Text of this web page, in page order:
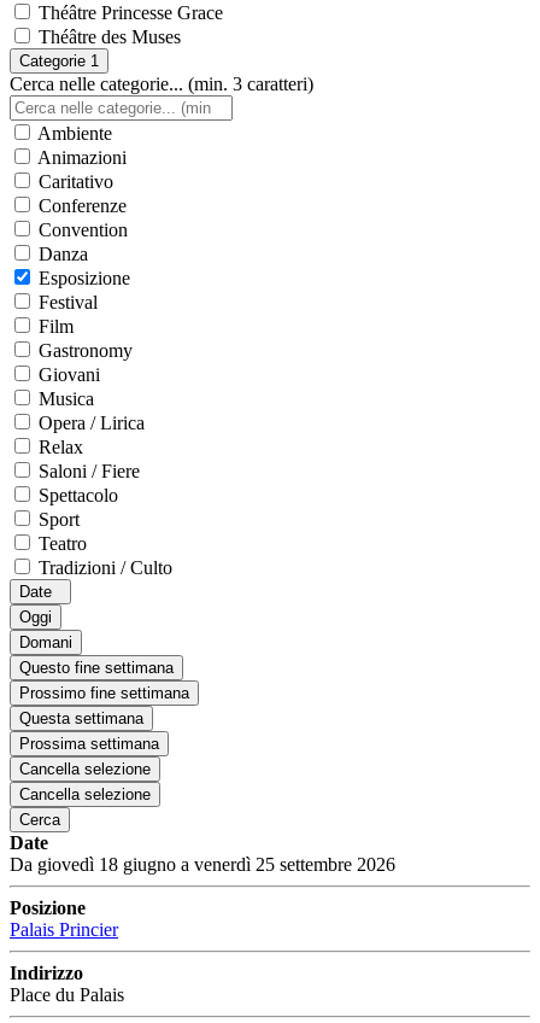
Théâtre Princesse Grace
Théâtre des Muses
Categorie 1
Cerca nelle categorie... (min. 3 caratteri)
Ambiente
Animazioni
Caritativo
Conferenze
Convention
Danza
Esposizione
Festival
Film
Gastronomy
Giovani
Musica
Opera / Lirica
Relax
Saloni / Fiere
Spettacolo
Sport
Teatro
Tradizioni / Culto
Date
Oggi
Domani
Questo fine settimana
Prossimo fine settimana
Questa settimana
Prossima settimana
Cancella selezione
Cancella selezione
Cerca
Date
Da giovedì 18 giugno a venerdì 25 settembre 2026
Posizione
Palais Princier
Indirizzo
Place du Palais